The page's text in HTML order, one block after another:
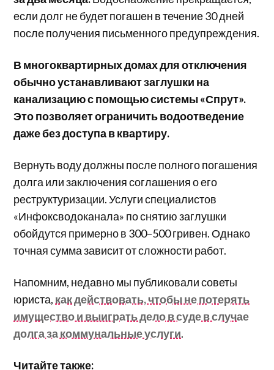
если долг не будет погашен в течение 30 дней
после получения письменного предупреждения.
В многоквартирных домах для отключения
обычно устанавливают заглушки на
канализацию с помощью системы «Спрут».
Это позволяет ограничить водоотведение
даже без доступа в квартиру.
Вернуть воду должны после полного погашения
долга или заключения соглашения о его
реструктуризации. Услуги специалистов
«Инфоксводоканала» по снятию заглушки
обойдутся примерно в 300–500 гривен. Однако
точная сумма зависит от сложности работ.
Напомним, недавно мы публиковали советы
юриста, как действовать, чтобы не потерять
имущество и выиграть дело в суде в случае
долга за коммунальные услуги.
Читайте также: